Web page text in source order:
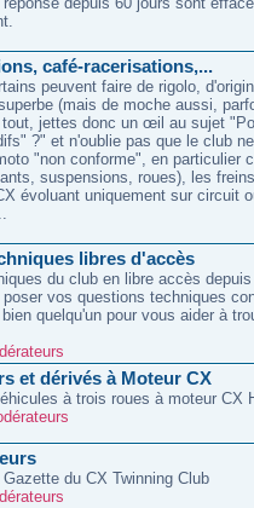
café-racerisations,...
peuvent faire de rigolo,
(mais de moche aussi,
jettes donc un œil au sujet
?" et n'oublie pas que le club
"non conforme", en particulier
suspensions, roues), les
évoluant uniquement sur circuit
libres d'accès
du club en libre accès
vos questions techniques
quelqu'un pour vous aider à
et dérivés à Moteur CX
à trois roues à moteur CX
du CX Twinning Club